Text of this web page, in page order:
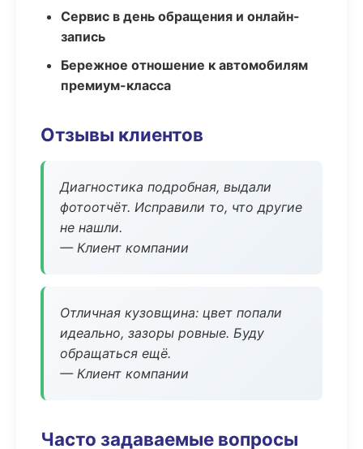
Сервис в день обращения и онлайн-
запись
Бережное отношение к автомобилям
премиум-класса
Отзывы клиентов
Диагностика подробная, выдали
фотоотчёт. Исправили то, что другие
не нашли.
— Клиент компании
Отличная кузовщина: цвет попали
идеально, зазоры ровные. Буду
обращаться ещё.
— Клиент компании
Часто задаваемые вопросы